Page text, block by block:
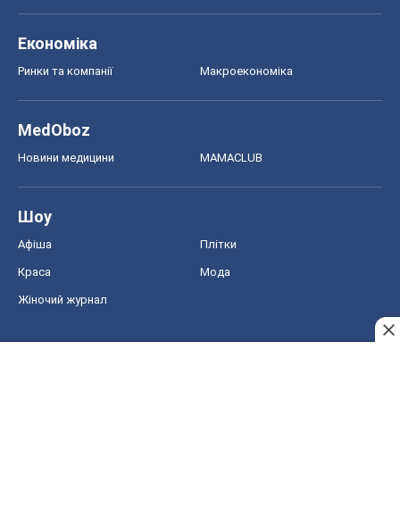
Економіка
Ринки та компанії Макроекономіка
MedOboz
Новини медицини MAMACLUB
Шоу
Афіша Плітки
Краса Мода
Жіночий журнал